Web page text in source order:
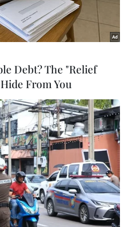
thống bộ đội Trường Sa tại
niệm, tri ân các liệt sỹ hy sinh tại
(Ảnh: Trần Lê Lâm/TTXVN)
Nại Nam, quận Hải
Ban Liên lạc bộ đội
Debt? The "Relief
From You